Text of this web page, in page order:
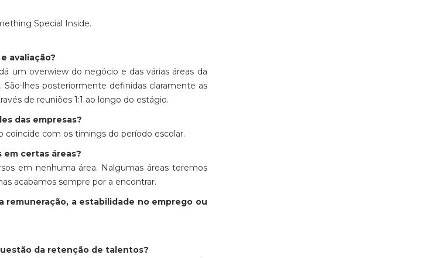
Special Inside.
avaliação?
um overwiew do negócio e das várias áreas da
lhes posteriormente definidas claramente as
de reuniões 1:1 ao longo do estágio.
das empresas?
com os timings do período escolar.
em certas áreas?
em nenhuma área. Nalgumas áreas teremos
acabamos sempre por a encontrar.
remuneração, a estabilidade no emprego ou
da retenção de talentos?